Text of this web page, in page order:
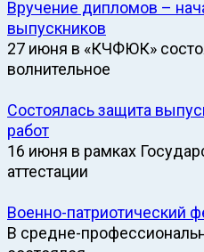
Вручение дипломов –
выпускников
27 июня в «КЧФЮК»
волнительное
Состоялась защита
работ
16 июня в рамках
аттестации
Военно-патриотический
В средне-